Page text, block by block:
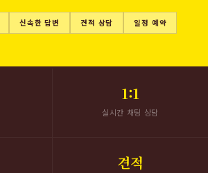
신속한 답변 견적 상담 일정 예약
1:1
실시간 채팅 상담
견적